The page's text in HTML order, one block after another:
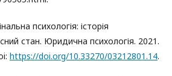
психологія: історія
стан. Юридична психологія. 2021.
https://doi.org/10.33270/03212801.14.